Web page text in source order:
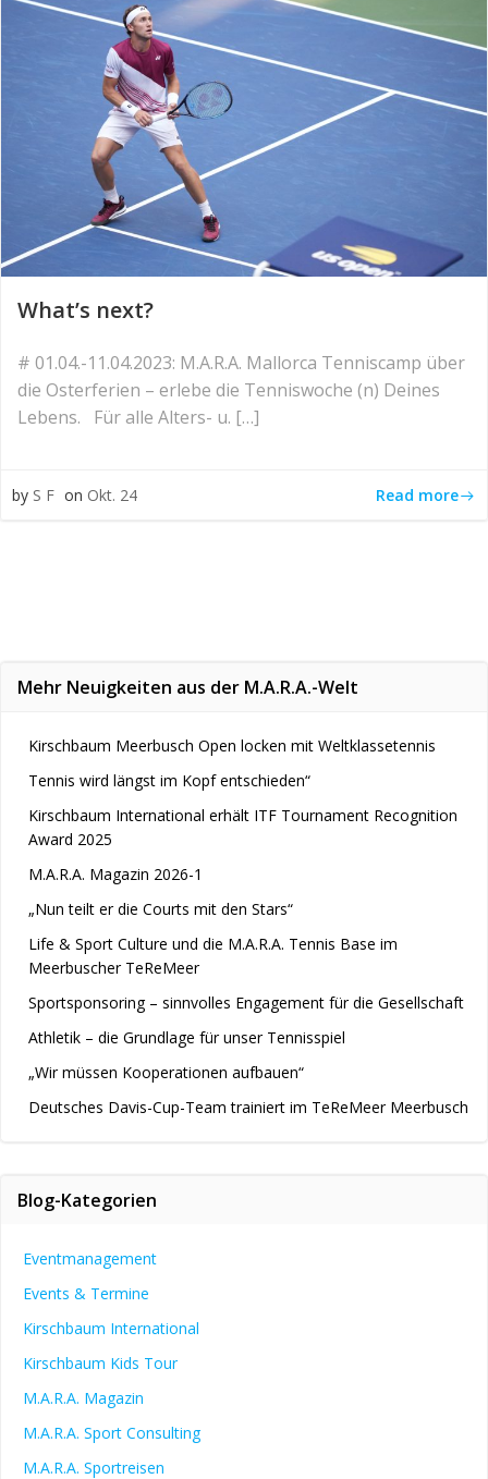
What’s next?
# 01.04.-11.04.2023: M.A.R.A. Mallorca Tenniscamp über
die Osterferien – erlebe die Tenniswoche (n) Deines
Lebens. Für alle Alters- u. […]
by S F on Okt. 24 Read more
Mehr Neuigkeiten aus der M.A.R.A.-Welt
Kirschbaum Meerbusch Open locken mit Weltklassetennis
Tennis wird längst im Kopf entschieden“
Kirschbaum International erhält ITF Tournament Recognition
Award 2025
M.A.R.A. Magazin 2026-1
„Nun teilt er die Courts mit den Stars“
Life & Sport Culture und die M.A.R.A. Tennis Base im
Meerbuscher TeReMeer
Sportsponsoring – sinnvolles Engagement für die Gesellschaft
Athletik – die Grundlage für unser Tennisspiel
„Wir müssen Kooperationen aufbauen“
Deutsches Davis-Cup-Team trainiert im TeReMeer Meerbusch
Blog-Kategorien
Eventmanagement
Events & Termine
Kirschbaum International
Kirschbaum Kids Tour
M.A.R.A. Magazin
M.A.R.A. Sport Consulting
M.A.R.A. Sportreisen